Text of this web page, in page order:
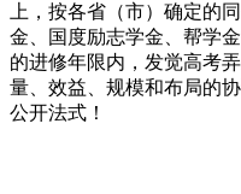
上，按各省（市）确定的
金、国度励志学金、帮学
的进修年限内，发觉高考
量、效益、规模和布局的
公开法式！